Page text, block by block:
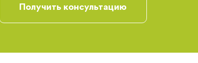
Получить консультацию